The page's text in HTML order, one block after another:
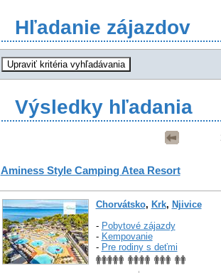
Hľadanie zájazdov
Výsledky hľadania
Aminess Style Camping Atea Resort
Chorvátsko, Krk, Njivice
- Pobytové zájazdy
- Kempovanie
- Pre rodiny s deťmi